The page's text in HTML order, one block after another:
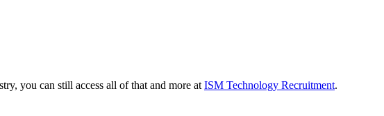
you can still access all of that and more at ISM Technology Recruitment.